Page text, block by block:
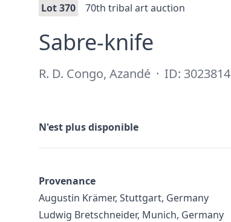
Lot 370 70th tribal art auction
Sabre-knife
R. D. Congo, Azandé · ID: 3023814
N'est plus disponible
Provenance
Augustin Krämer, Stuttgart, Germany
Ludwig Bretschneider, Munich, Germany